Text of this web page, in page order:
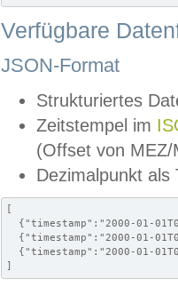
Verfügbare
JSON-Format
Strukturiertes
Zeitstempel im
(Offset von MEZ/
Dezimalpunkt als
[
{"timestamp":"2000-01-
{"timestamp":"2000-01-
{"timestamp":"2000-01-
]